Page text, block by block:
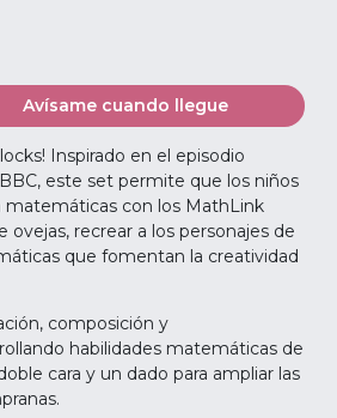
Avísame cuando llegue
Inspirado en el episodio
este set permite que los niños
con los MathLink
ovejas, recrear a los personajes de
que fomentan la creatividad
composición y
habilidades matemáticas de
cara y un dado para ampliar las